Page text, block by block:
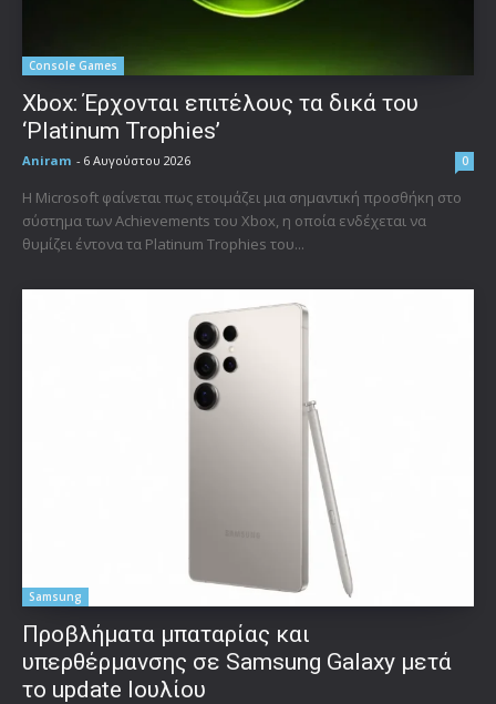
Console Games
Xbox: Έρχονται επιτέλους τα δικά του
‘Platinum Trophies’
Aniram - 6 Αυγούστου 2026 0
Η Microsoft φαίνεται πως ετοιμάζει μια σημαντική προσθήκη στο
σύστημα των Achievements του Xbox, η οποία ενδέχεται να
θυμίζει έντονα τα Platinum Trophies του...
Samsung
Προβλήματα μπαταρίας και
υπερθέρμανσης σε Samsung Galaxy μετά
το update Ιουλίου